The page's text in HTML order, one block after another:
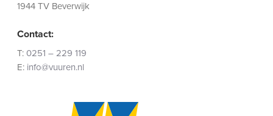
1944 TV Beverwijk
Contact:
T:0251 – 229 119
E: info@vuuren.nl